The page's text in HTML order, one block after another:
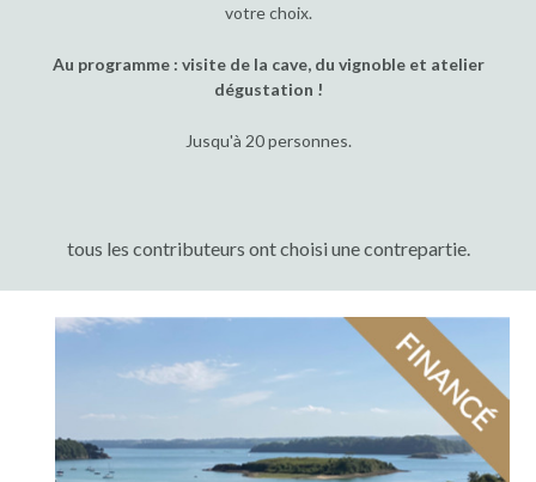
votre choix.
Au programme : visite de la cave, du vignoble et atelier
dégustation !
Jusqu'à 20 personnes.
tous les contributeurs ont choisi une contrepartie.